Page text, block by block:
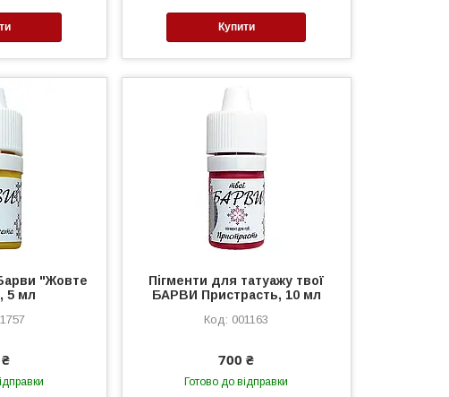
Купити
"Жовте
5 мл
Пігменти для татуажу твої
БАРВИ Пристрасть, 10 мл
001163
700 ₴
Готово до відправки